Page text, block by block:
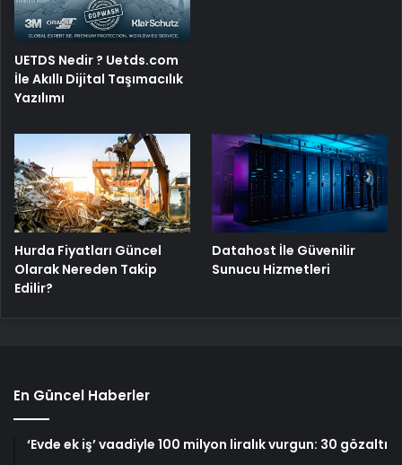
UETDS Nedir ? Uetds.com
İle Akıllı Dijital Taşımacılık
Yazılımı
Hurda Fiyatları Güncel
Olarak Nereden Takip
Edilir?
Datahost İle Güvenilir
Sunucu Hizmetleri
En Güncel Haberler
‘Evde ek iş’ vaadiyle 100 milyon liralık vurgun: 30 gözaltı